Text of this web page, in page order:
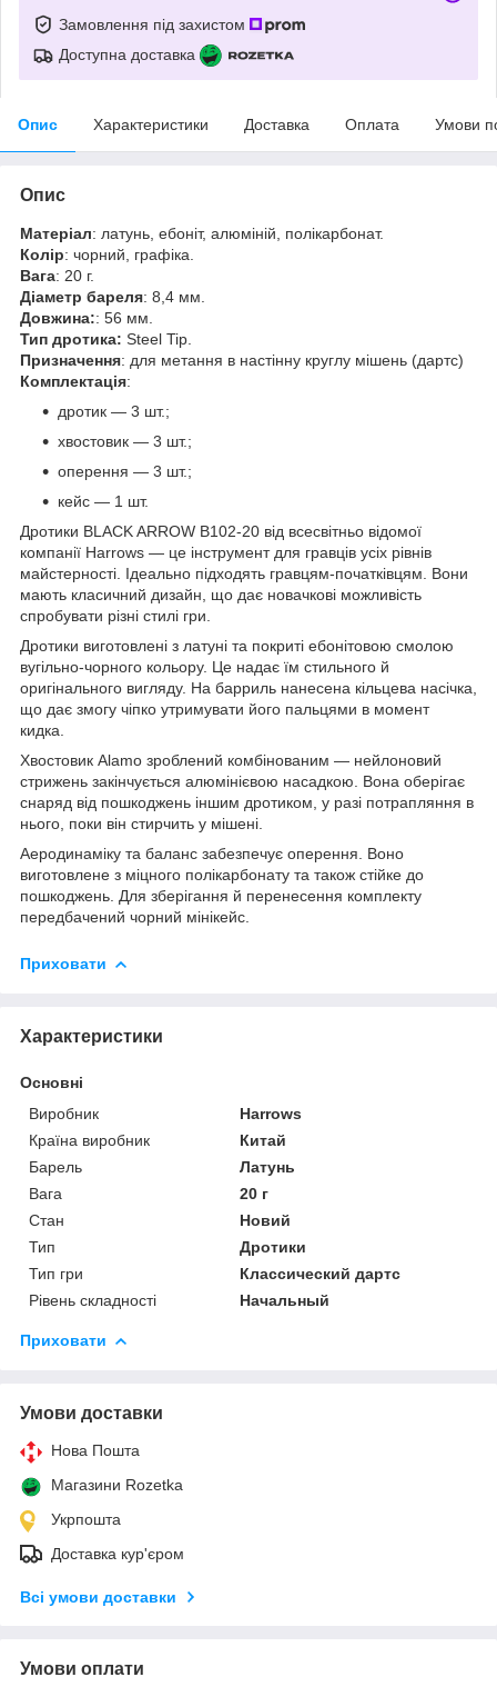
Замовлення під захистом
Доступна доставка
Опис Характеристики Доставка Оплата Умови
Опис
Матеріал: латунь, ебоніт, алюміній, полікарбонат.
Колір: чорний, графіка.
Вага: 20 г.
Діаметр бареля: 8,4 мм.
Довжина:: 56 мм.
Тип дротика: Steel Tip.
Призначення: для метання в настінну круглу мішень (дартс)
Комплектація:
дротик — 3 шт.;
хвостовик — 3 шт.;
оперення — 3 шт.;
кейс — 1 шт.
Дротики BLACK ARROW B102-20 від всесвітньо відомої
компанії Harrows — це інструмент для гравців усіх рівнів
майстерності. Ідеально підходять гравцям-початківцям. Вони
мають класичний дизайн, що дає новачкові можливість
спробувати різні стилі гри.
Дротики виготовлені з латуні та покриті ебонітовою смолою
вугільно-чорного кольору. Це надає їм стильного й
оригінального вигляду. На барриль нанесена кільцева насічка,
що дає змогу чіпко утримувати його пальцями в момент
кидка.
Хвостовик Alamo зроблений комбінованим — нейлоновий
стрижень закінчується алюмінієвою насадкою. Вона оберігає
снаряд від пошкоджень іншим дротиком, у разі потрапляння в
нього, поки він стирчить у мішені.
Аеродинаміку та баланс забезпечує оперення. Воно
виготовлене з міцного полікарбонату та також стійке до
пошкоджень. Для зберігання й перенесення комплекту
передбачений чорний мінікейс.
Приховати
Характеристики
Основні
Виробник
Harrows
Країна виробник
Китай
Барель
Латунь
Вага
20 г
Стан
Новий
Тип
Дротики
Тип гри
Классический дартс
Рівень складності
Начальный
Приховати
Умови доставки
Нова Пошта
Магазини Rozetka
Укрпошта
Доставка кур'єром
Всі умови доставки
Умови оплати